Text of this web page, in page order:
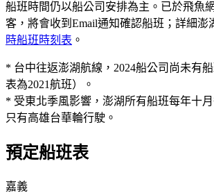
船班時間仍以船公司安排為主。已於飛魚
客，將會收到Email通知確認船班；詳細澎
時船班時刻表 。
* 台中往返澎湖航線，2024船公司尚未有
表為2021航班）。
* 受東北季風影響，澎湖所有船班每年十
只有高雄台華輪行駛。
預定船班表
嘉義